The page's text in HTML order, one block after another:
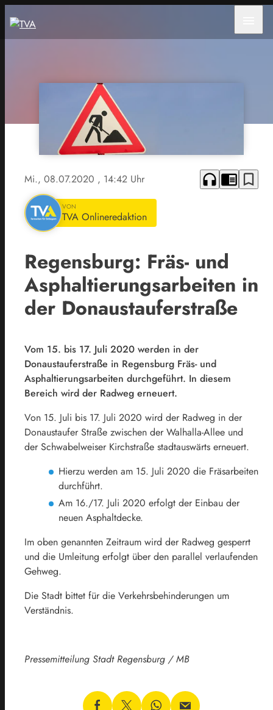
Mi., 08.07.2020 , 14:42 Uhr headphones chrome_reader_mode bookmark_border
VON
TVA Onlineredaktion
Regensburg: Fräs- und
Asphaltierungsarbeiten in
der Donaustauferstraße
Vom 15. bis 17. Juli 2020 werden in der
Donaustauferstraße in Regensburg Fräs- und
Asphaltierungsarbeiten durchgeführt. In diesem
Bereich wird der Radweg erneuert.
Von 15. Juli bis 17. Juli 2020 wird der Radweg in der
Donaustaufer Straße zwischen der Walhalla-Allee und
der Schwabelweiser Kirchstraße stadtauswärts erneuert.
Hierzu werden am 15. Juli 2020 die Fräsarbeiten
durchführt.
Am 16./17. Juli 2020 erfolgt der Einbau der
neuen Asphaltdecke.
Im oben genannten Zeitraum wird der Radweg gesperrt
und die Umleitung erfolgt über den parallel verlaufenden
Gehweg.
Die Stadt bittet für die Verkehrsbehinderungen um
Verständnis.
Pressemitteilung Stadt Regensburg / MB